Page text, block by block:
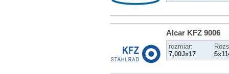
Alcar KFZ 9006
rozmiar:
7,00Jx17